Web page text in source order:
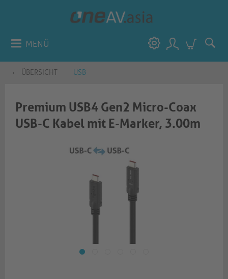
MENÜ
ÜBERSICHT USB
Premium USB4 Gen2 Micro-Coax
USB-C Kabel mit E-Marker, 3.00m